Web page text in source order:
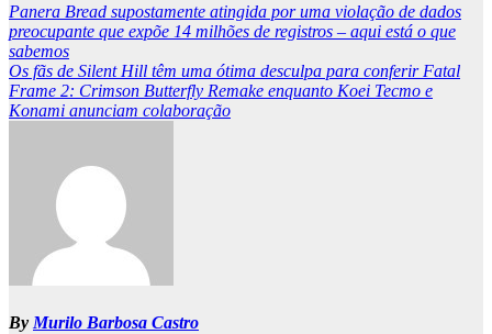
Post
navigation
Panera Bread supostamente atingida por uma violação de dados
preocupante que expõe 14 milhões de registros – aqui está o que
sabemos
Os fãs de Silent Hill têm uma ótima desculpa para conferir Fatal
Frame 2: Crimson Butterfly Remake enquanto Koei Tecmo e
Konami anunciam colaboração
ByMurilo Barbosa Castro